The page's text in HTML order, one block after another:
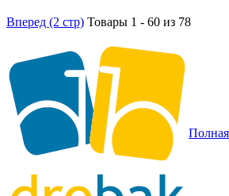
Вперед (2 стр) Товары 1 - 60 из 78